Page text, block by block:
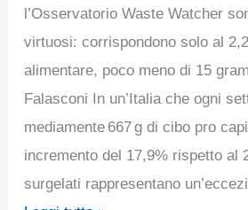
l’Osservatorio Waste Watcher
virtuosi: corrispondono solo al
alimentare, poco meno di 15
Falasconi In un’Italia che ogni
mediamente 667 g di cibo pro
incremento del 17,9% rispetto al
surgelati rappresentano